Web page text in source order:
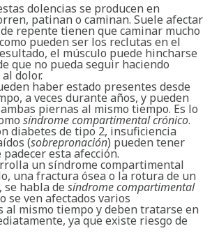
dolencias se producen en
patinan o caminan. Suele afectar
repente tienen que caminar mucho
pueden ser los reclutas en el
el músculo puede hincharse
que no pueda seguir haciendo
dolor.
haber estado presentes desde
a veces durante años, y pueden
piernas al mismo tiempo. Es lo
síndrome compartimental crónico.
diabetes de tipo 2, insuficiencia
(sobrepronación) pueden tener
esta afección.
un síndrome compartimental
una fractura ósea o la rotura de un
se habla de síndrome compartimental
se ven afectados varios
al mismo tiempo y deben tratarse en
ya que existe riesgo de